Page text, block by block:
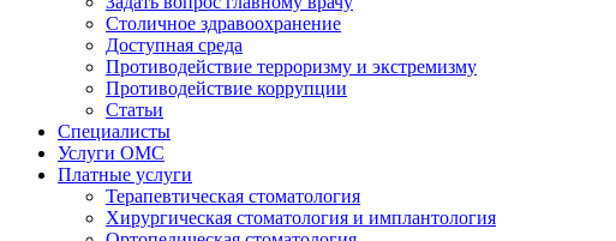
Столичное здравоохранение
Доступная среда
Противодействие терроризму и экстремизму
Противодействие коррупции
Статьи
Специалисты
Услуги ОМС
Платные услуги
Терапевтическая стоматология
Хирургическая стоматология и имплантология